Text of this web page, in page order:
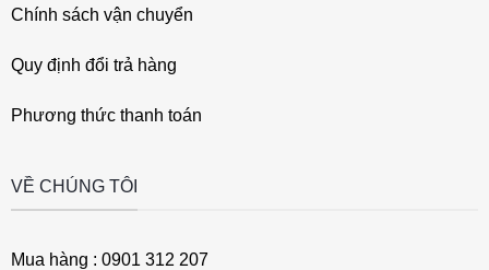
Chính sách vận chuyển
Quy định đổi trả hàng
Phương thức thanh toán
VỀ CHÚNG TÔI
Mua hàng : 0901 312 207